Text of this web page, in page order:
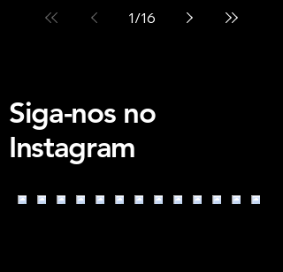
percorrerá diversos países da América
de Kemi, na Finlândia, inicialmente sob o
nome Tricky Beans, o grupo rap
1/16
Siga-nos no
Instagram